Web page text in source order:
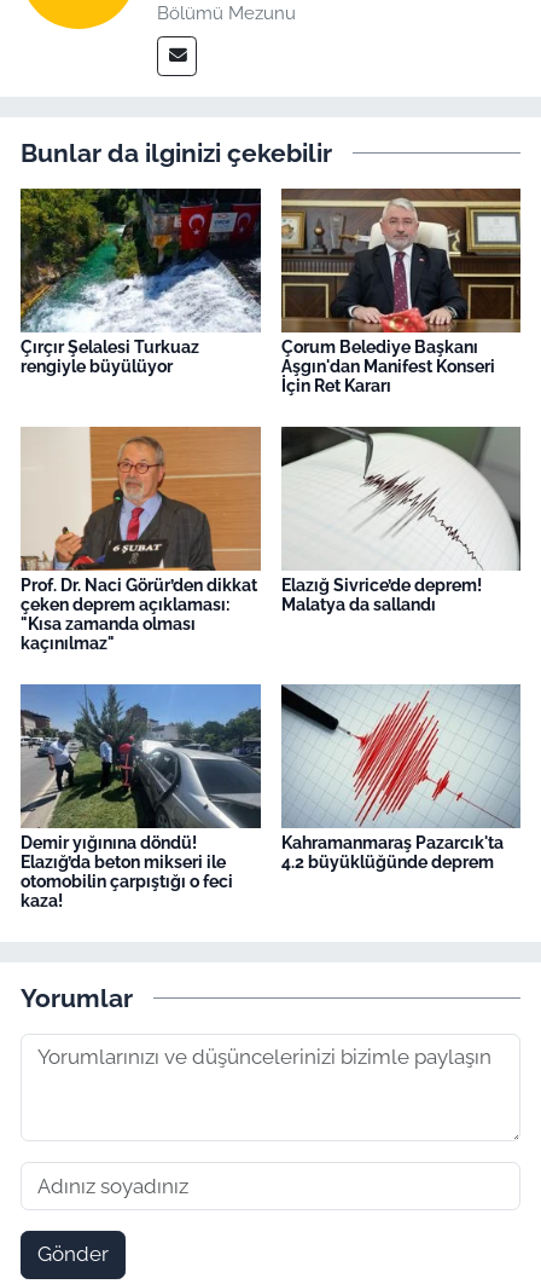
Bölümü Mezunu
Bunlar da ilginizi çekebilir
Çırçır Şelalesi Turkuaz
rengiyle büyülüyor
Çorum Belediye Başkanı
Aşgın'dan Manifest Konseri
İçin Ret Kararı
Prof. Dr. Naci Görür’den dikkat
çeken deprem açıklaması:
"Kısa zamanda olması
kaçınılmaz"
Elazığ Sivrice’de deprem!
Malatya da sallandı
Demir yığınına döndü!
Elazığ’da beton mikseri ile
otomobilin çarpıştığı o feci
kaza!
Kahramanmaraş Pazarcık'ta
4.2 büyüklüğünde deprem
Yorumlar
Gönder